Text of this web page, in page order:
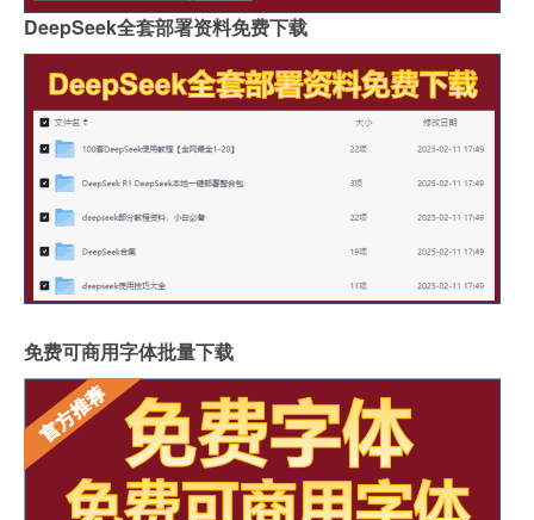
DeepSeek全套部署资料免费下载
免费可商用字体批量下载